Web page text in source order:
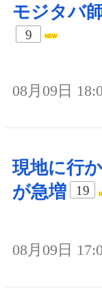
モジタバ
9
08月09日
現地に行
が急増
19
08月09日